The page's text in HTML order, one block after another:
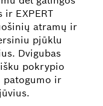
EXPERT
atramų ir
pjūklu
Dvigubas
pokrypio
patogumo ir